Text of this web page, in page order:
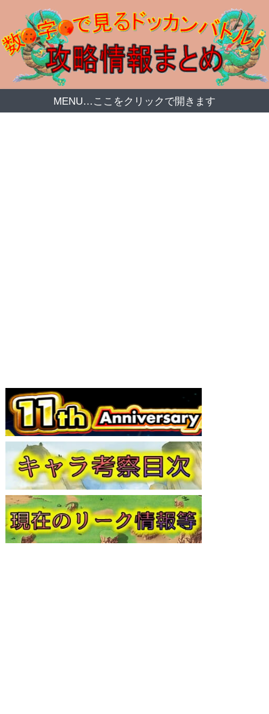
MENU…ここをクリックで開きます